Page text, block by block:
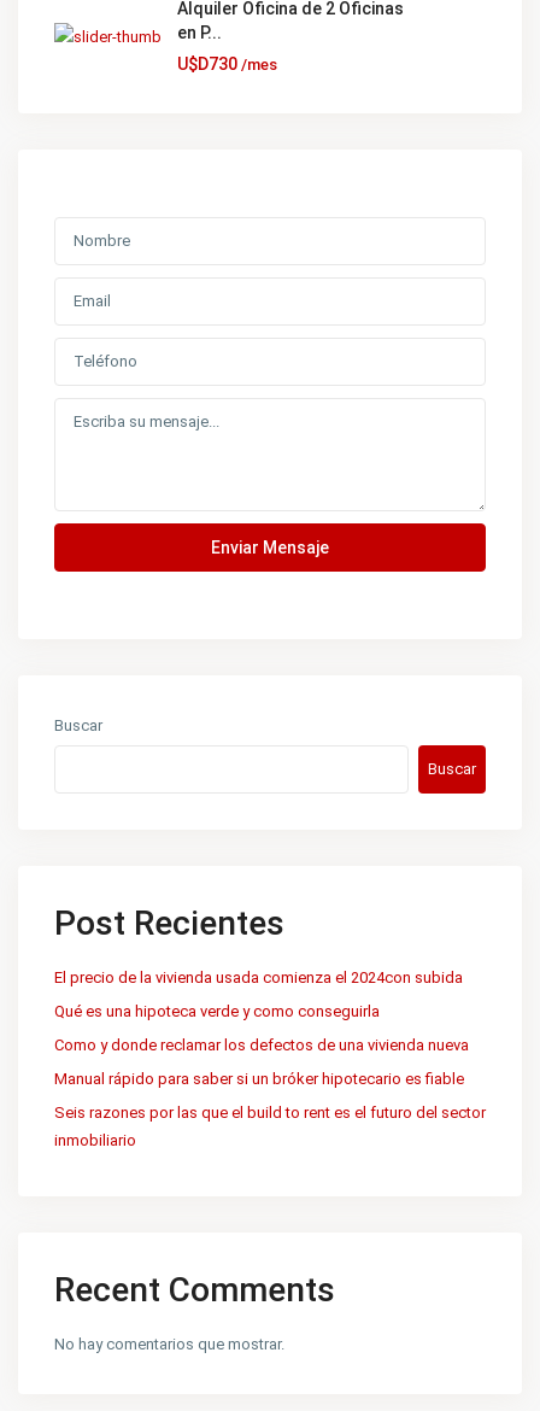
Alquiler Oficina de 2 Oficinas
en P...
U$D730 /mes
Enviar Mensaje
Buscar
Buscar
Post Recientes
El precio de la vivienda usada comienza el 2024con subida
Qué es una hipoteca verde y como conseguirla
Como y donde reclamar los defectos de una vivienda nueva
Manual rápido para saber si un bróker hipotecario es fiable
Seis razones por las que el build to rent es el futuro del sector
inmobiliario
Recent Comments
No hay comentarios que mostrar.